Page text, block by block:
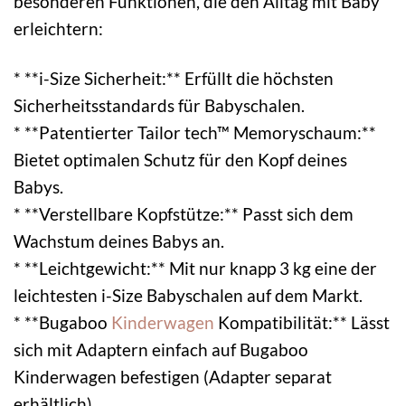
erleichtern:
* **i-Size Sicherheit:** Erfüllt die höchsten
Sicherheitsstandards für Babyschalen.
* **Patentierter Tailor tech™ Memoryschaum:**
Bietet optimalen Schutz für den Kopf deines
Babys.
* **Verstellbare Kopfstütze:** Passt sich dem
Wachstum deines Babys an.
* **Leichtgewicht:** Mit nur knapp 3 kg eine der
leichtesten i-Size Babyschalen auf dem Markt.
* **Bugaboo Kinderwagen Kompatibilität:** Lässt
sich mit Adaptern einfach auf Bugaboo
Kinderwagen befestigen (Adapter separat